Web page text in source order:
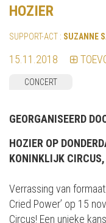
HOZIER
SUPPORT-ACT : SUZANNE
15.11.2018
CONCERT
GEORGANISEERD
HOZIER OP
KONINKLIJK
Verrassing van
Cried Power’ op 15
Circus! Een unieke